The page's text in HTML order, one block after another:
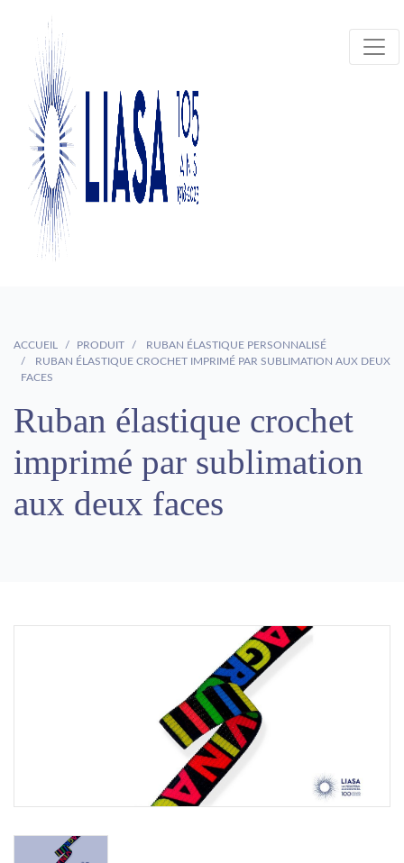
ACCUEIL PRODUIT
RUBAN ÉLASTIQUE PERSONNALISÉ
RUBAN ÉLASTIQUE CROCHET IMPRIMÉ PAR SUBLIMATION AUX DEUX
FACES
Ruban élastique crochet
imprimé par sublimation
aux deux faces